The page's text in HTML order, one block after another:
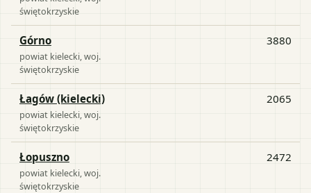
świętokrzyskie
Górno
powiat kielecki , woj.
świętokrzyskie
3880
Łagów (kielecki)
powiat kielecki , woj.
świętokrzyskie
2065
Łopuszno
powiat kielecki , woj.
świętokrzyskie
2472